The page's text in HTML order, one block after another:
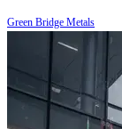
Green Bridge Metals